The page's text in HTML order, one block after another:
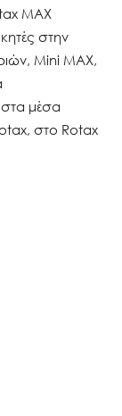
MAX
στην
Mini MAX,
στα μέσα
στο Rotax